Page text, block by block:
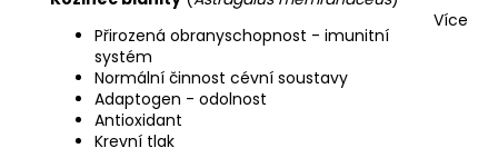
Přirozená obranyschopnost - imunitní
systém
Normální činnost cévní soustavy
Adaptogen - odolnost
Antioxidant
Krevní tlak
Více